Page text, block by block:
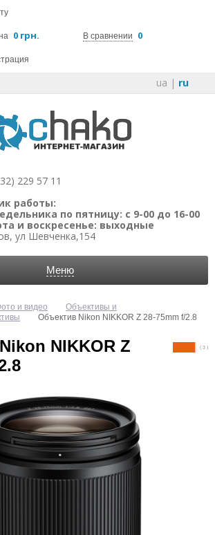
0 грн. В сравнении 0
ua | ru
229 57 11
работы:
по пятницу: с 9-00 до 16-00
и воскресенье: выходные
ул Шевченка,154
Меню
и видео
Объективы и
Объектив Nikon NIKKOR Z 28-75mm f/2.8
NIKKOR Z
( 3 )